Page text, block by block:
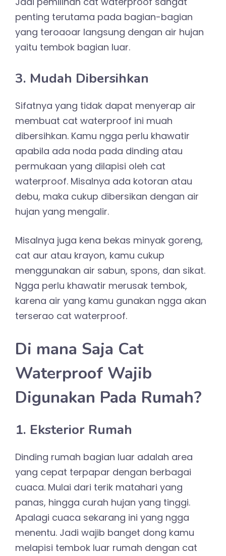
penting terutama pada bagian-bagian
yang teroaoar langsung dengan air hujan
yaitu tembok bagian luar.
3. Mudah Dibersihkan
Sifatnya yang tidak dapat menyerap air
membuat cat waterproof ini muah
dibersihkan. Kamu ngga perlu khawatir
apabila ada noda pada dinding atau
permukaan yang dilapisi oleh cat
waterproof. Misalnya ada kotoran atau
debu, maka cukup dibersikan dengan air
hujan yang mengalir.
Misalnya juga kena bekas minyak goreng,
cat aur atau krayon, kamu cukup
menggunakan air sabun, spons, dan sikat.
Ngga perlu khawatir merusak tembok,
karena air yang kamu gunakan ngga akan
terserao cat waterproof.
Di mana Saja Cat
Waterproof Wajib
Digunakan Pada Rumah?
1. Eksterior Rumah
Dinding rumah bagian luar adalah area
yang cepat terpapar dengan berbagai
cuaca. Mulai dari terik matahari yang
panas, hingga curah hujan yang tinggi.
Apalagi cuaca sekarang ini yang ngga
menentu. Jadi wajib banget dong kamu
melapisi tembok luar rumah dengan cat